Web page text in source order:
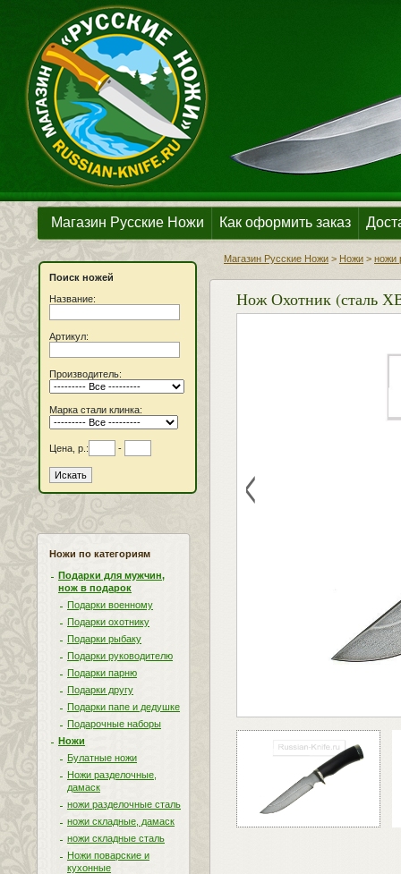
Магазин Русские Ножи Как оформить заказ
Поиск ножей
Название:
Артикул:
Производитель:
Марка стали клинка:
Цена, р.: -
Ножи по категориям
Подарки для мужчин,
нож в подарок
Подарки военному
Подарки охотнику
Подарки рыбаку
Подарки руководителю
Подарки парню
Подарки другу
Подарки папе и дедушке
Подарочные наборы
Ножи
Булатные ножи
Ножи разделочные,
дамаск
ножи разделочные сталь
ножи складные, дамаск
ножи складные сталь
Ножи поварские и
кухонные
Магазин Русские Ножи > Ножи > ножи
Нож Охотник (сталь
<